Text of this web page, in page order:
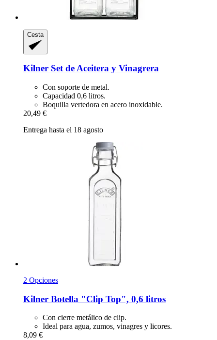
Cesta
Kilner Set de Aceitera y Vinagrera
Con soporte de metal.
Capacidad 0,6 litros.
Boquilla vertedora en acero inoxidable.
20,49 €
Entrega hasta el 18 agosto
2 Opciones
Kilner Botella "Clip Top", 0,6 litros
Con cierre metálico de clip.
Ideal para agua, zumos, vinagres y licores.
8,09 €